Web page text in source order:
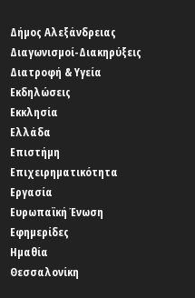
Δήμος Αλεξάνδρειας
Διαγωνισμοί-Διακηρύξεις
Διατροφή & Υγεία
Εκδηλώσεις
Εκκλησία
Ελλάδα
Επιστήμη
Επιχειρηματικότητα
Εργασία
Ευρωπαϊκή Ένωση
Εφημερίδες
Ημαθία
Θεσσαλονίκη